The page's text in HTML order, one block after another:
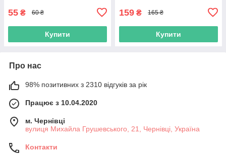
55 ₴ 60 ₴
Купити
159 ₴ 165 ₴
Купити
Про нас
98% позитивних з 2310 відгуків за рік
Працює з 10.04.2020
м. Чернівці
вулиця Михайла Грушевського, 21, Чернівці, Україна
Контакти